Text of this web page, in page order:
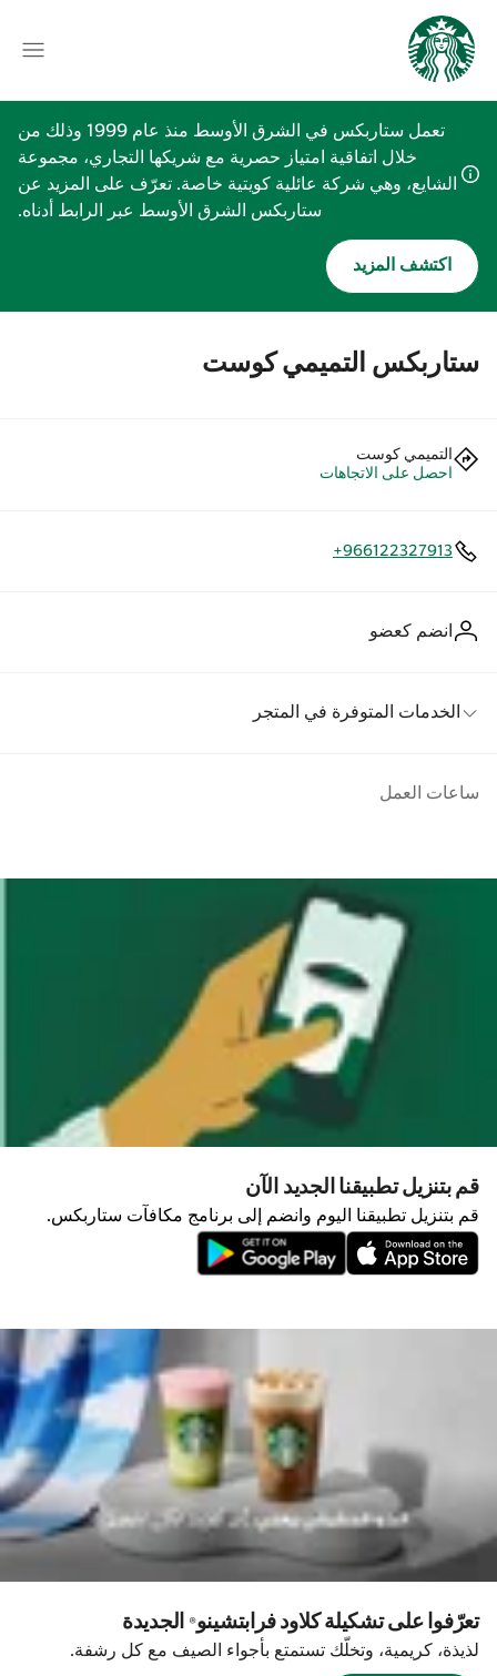
تعمل ستاربكس في الشرق الأوسط منذ عام 1999 وذلك من
خلال اتفاقية امتياز حصرية مع شريكها التجاري، مجموعة
الشايع، وهي شركة عائلية كويتية خاصة. تعرّف على المزيد عن
ستاربكس الشرق الأوسط عبر الرابط أدناه.
اكتشف المزيد
ستاربكس التميمي كوست
التميمي كوست
احصل على الاتجاهات
+966122327913
انضم كعضو
الخدمات المتوفرة في المتجر
ساعات العمل
قم بتنزيل تطبيقنا الجديد الآن
قم بتنزيل تطبيقنا اليوم وانضم إلى برنامج مكافآت ستاربكس.
تعرّفوا على تشكيلة كلاود فرابتشينو® الجديدة
لذيذة، كريمية، وتخلّك تستمتع بأجواء الصيف مع كل رشفة.